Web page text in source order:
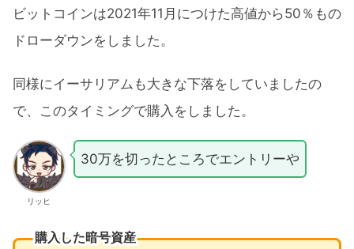
ビットコインは2021年11月につけた高値から50％もの
ドローダウンをしました。
同様にイーサリアムも大きな下落をしていましたの
で、このタイミングで購入をしました。
リッヒ
30万を切ったところでエントリーや
購入した暗号資産